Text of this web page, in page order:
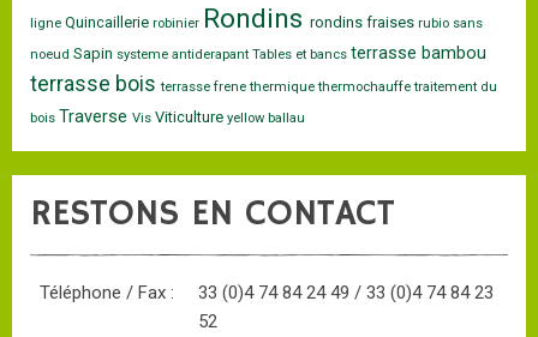
ligne Quincaillerie robinier Rondins rondins fraises rubio sans
noeud Sapin systeme antiderapant Tables et bancs terrasse bambou
terrasse boisterrasse frenethermiquethermochauffetraitement du
bois Traverse Vis Viticulture yellow ballau
RESTONS EN CONTACT
Téléphone / Fax :
33 (0)4 74 84 24 49 / 33 (0)4 74 84 23
52